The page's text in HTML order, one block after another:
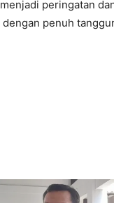
peringatan
penuh